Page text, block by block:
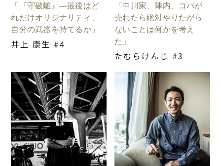
「『守破離』―最後はど
れだけオリジナリティ、
自分の武器を持てるか」
井上 康生 #4
「中川家、陣内、コバが
売れたら絶対やりたがら
ないことは何かを考え
た」
たむらけんじ #3